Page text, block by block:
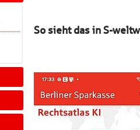
So sieht das in S-